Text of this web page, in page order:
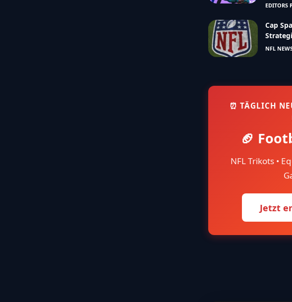
EDITORS
Cap
NFL
⏰ TÄGLICH
🏈
NFL Trikots •
Jetzt